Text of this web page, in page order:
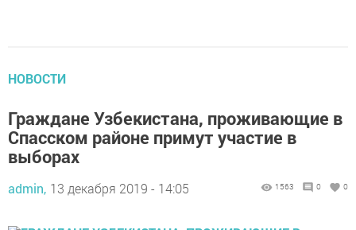
НОВОСТИ
Граждане Узбекистана, проживающие в
Спасском районе примут участие в
выборах
admin, 13 декабря 2019 - 14:05 1563 0 0